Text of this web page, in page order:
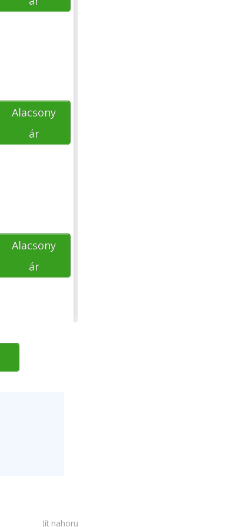
Alacsony
ár
Alacsony
ár
Jít nahoru